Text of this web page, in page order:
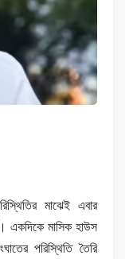
মাঝেই এবার
একদিকে মাসিক হাউস
পরিস্থিতি তৈরি